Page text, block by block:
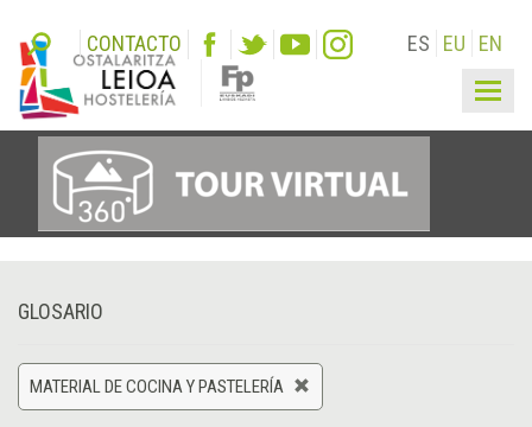
CONTACTO ES EU EN
GLOSARIO
MATERIAL DE COCINA Y PASTELERÍA